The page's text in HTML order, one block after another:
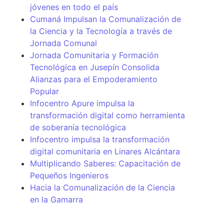
jóvenes en todo el país
Cumaná Impulsan la Comunalización de
la Ciencia y la Tecnología a través de
Jornada Comunal
Jornada Comunitaria y Formación
Tecnológica en Jusepín Consolida
Alianzas para el Empoderamiento
Popular
Infocentro Apure impulsa la
transformación digital como herramienta
de soberanía tecnológica
Infocentro impulsa la transformación
digital comunitaria en Linares Alcántara
Multiplicando Saberes: Capacitación de
Pequeños Ingenieros
Hacia la Comunalización de la Ciencia
en la Gamarra